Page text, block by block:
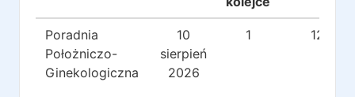
Poradnia
Położniczo-
Ginekologiczna
10
sierpień
2026
1 127